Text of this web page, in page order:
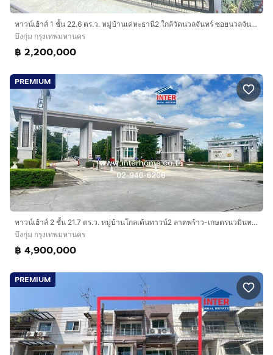
ทาวน์เฮ้าส์ 1 ชั้น 22.6 ตร.ว. หมู่บ้านเคหะธานี2 ใกล้วัดนวลจันทร์ ซอยนวลจันทร์56 แยก1 (ซอยรามอินทรา44) ถนนรามอินทรา เขตบึงกุ่ม กรุงเทพมหานคร
บึงกุ่ม กรุงเทพมหานคร
฿ 2,200,000
PREMIUM
ทาวน์เฮ้าส์ 2 ชั้น 21.7 ตร.ว. หมู่บ้านโกลเด้นทาวน์2 ลาดพร้าว-เกษตรนวมินทร์ ซอยนวมินทร์42 แยก27 ถนนนวมินทร์ ถนนประเสริฐมนูกิจ เขตบึงกุ่ม กรุง
บึงกุ่ม กรุงเทพมหานคร
฿ 4,900,000
PREMIUM